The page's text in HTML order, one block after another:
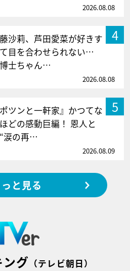
2026.08.08
4
沙莉、芦田愛菜が好きす
目を合わせられない…
博士ちゃん…
2026.08.08
5
ポツンと一軒家』かつてな
どの感動巨編！ 恩人と
涙の再…
2026.08.09
と見る
グ （テレビ朝日）